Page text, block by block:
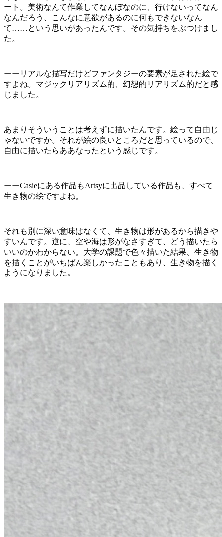
ート。美術なんて作業してなんぼなのに、行けないってなん
なんだろう、こんなに意欲があるのに何もできないなん
て……という思いがあったんです。その気持ちをぶつけまし
た。
ーーリアルな描写だけどファンタジーの要素が足された絵で
すよね。マジックリアリズム的、幻想的リアリズム的だと感
じました。
あまりそういうことは考えずに描いたんです。絵って自由じ
ゃないですか。それが絵の良いところだと思っているので、
自由に描いたらああなったという感じです。
ーーCasieにある作品もArtsyに出品している作品も、すべて
生き物の絵ですよね。
それも別に深い意味はなくて、生き物は形があるから描きや
すいんです。逆に、空や海は形がなさすぎて、どう描いたら
いいのかわからない。大学の課題で色々描いた結果、生き物
を描くことがいちばん楽しかったこともあり、生き物を描く
ようになりました。